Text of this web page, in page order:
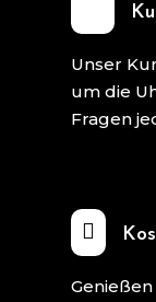
Unser
um die
Fragen
